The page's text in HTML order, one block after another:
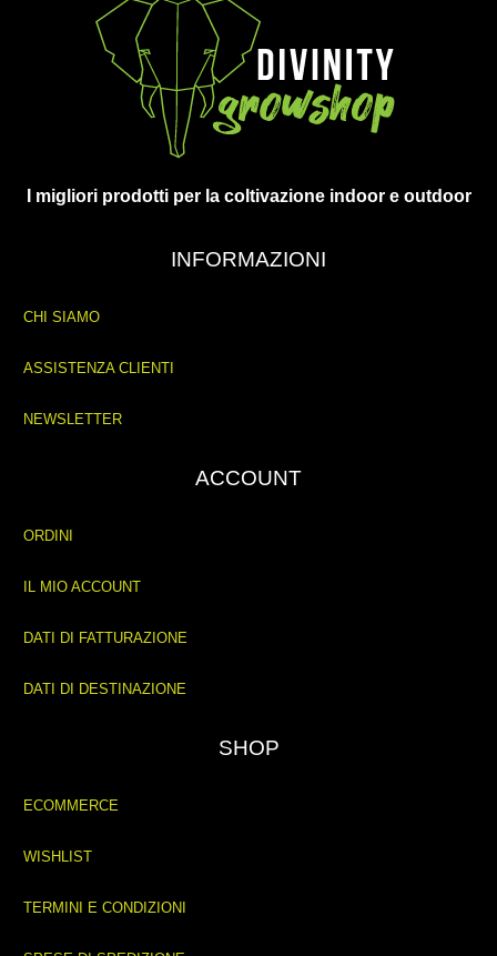
I migliori prodotti per la coltivazione indoor e outdoor
INFORMAZIONI
CHI SIAMO
ASSISTENZA CLIENTI
NEWSLETTER
ACCOUNT
ORDINI
IL MIO ACCOUNT
DATI DI FATTURAZIONE
DATI DI DESTINAZIONE
SHOP
ECOMMERCE
WISHLIST
TERMINI E CONDIZIONI